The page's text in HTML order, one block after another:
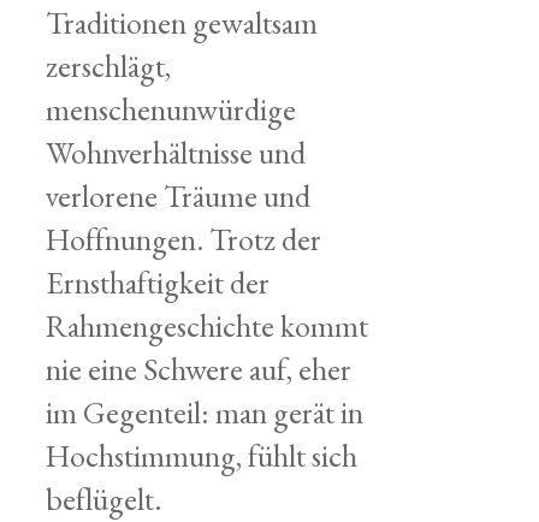
Traditionen gewaltsam
zerschlägt,
menschenunwürdige
Wohnverhältnisse und
verlorene Träume und
Hoffnungen. Trotz der
Ernsthaftigkeit der
Rahmengeschichte kommt
nie eine Schwere auf, eher
im Gegenteil: man gerät in
Hochstimmung, fühlt sich
beflügelt.